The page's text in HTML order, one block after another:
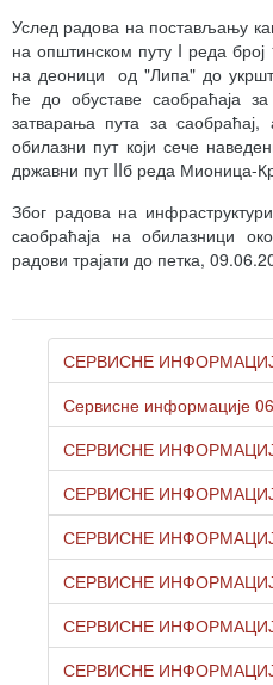
Услед радова на постављању
на општинском путу I реда
на деоници од "Липа" до
ће до обуставе саобраћаја
затварања пута за саобраћај,
обилазни пут који сече
државни пут IIб реда Мионица-
Због радова на
саобраћаја на обилазници
радови трајати до петка,
СЕРВИСНЕ
Сервисне информације
СЕРВИСНЕ
СЕРВИСНЕ
СЕРВИСНЕ
СЕРВИСНЕ
СЕРВИСНЕ
СЕРВИСНЕ